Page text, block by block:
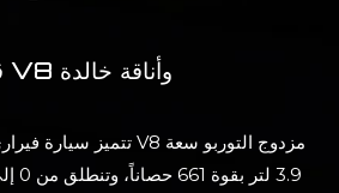
قوة V8 وأناقة خالدة